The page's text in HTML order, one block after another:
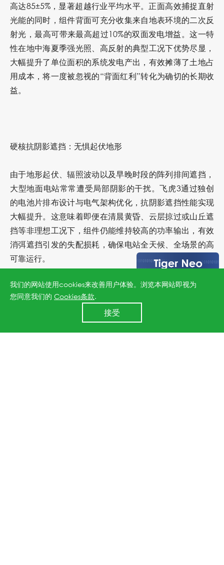
高达85±5%，显著超越行业平均水平。正面高效捕捉直射
光能的同时，组件背面可充分收集来自地表环境的二次反
射光，最高可带来最高超过10%的双面发电增益。这一特
性在地中海夏季强光照、高反射的典型工况下优势尽显，
大幅提升了单位面积的系统发电产出，有效摊薄了土地占
用成本，将一度被忽视的“背面红利”转化为确切的长期收
益。
硬核抗阴影遮挡：无惧起伏地形
由于地形起伏、辐照波动以及早晚时段的阵列排间遮挡，
大型地面电站常常遭受局部阴影的干扰。飞虎3通过独创
的电池片排布设计与电气架构优化，抗阴影遮挡性能实现
大幅提升。这意味着即便在清晨黄昏、云层掠过或山丘遮
挡等非理想工况下，组件仍能维持较高的功率输出，有效
消弭遮挡引发的失配损耗，确保电站全天候、全场景的高
可靠运行。
高温强光下全生命周期守护，长效稳健回报
我们的网站使用cookies来改善用户体验。浏览本网站即视为
您同意我们的 Cookies条款.
接受